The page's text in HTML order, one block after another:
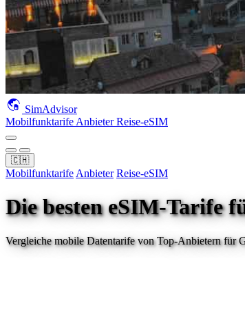
SimAdvisor
Mobilfunktarife AnbieterReise-eSIM
🇨🇭
Mobilfunktarife Anbieter Reise-eSIM
Die besten eSIM-Tarife
Vergleiche mobile Datentarife von Top-Anbietern für